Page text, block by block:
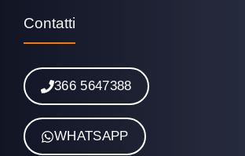
Contatti
366 5647388
WHATSAPP